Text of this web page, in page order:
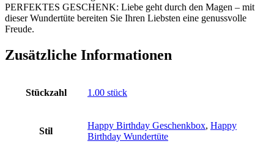
PERFEKTES GESCHENK: Liebe geht durch den Magen – mit
dieser Wundertüte bereiten Sie Ihren Liebsten eine genussvolle
Freude.
Zusätzliche Informationen
Stückzahl ‎1.00 stück
Stil
Happy Birthday Geschenkbox, Happy
Birthday Wundertüte